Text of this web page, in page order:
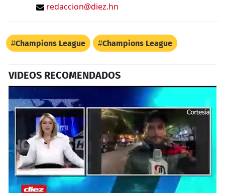
redaccion@diez.hn
Champions League Champions League
VIDEOS RECOMENDADOS